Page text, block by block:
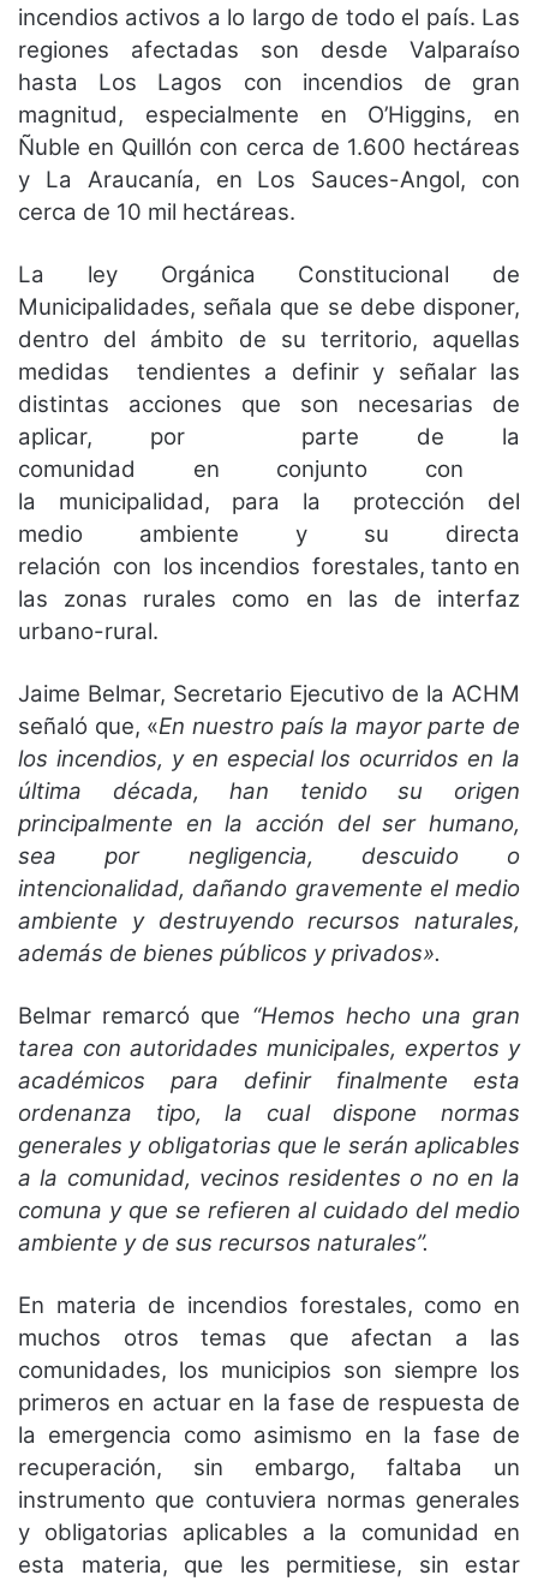
incendios activos a lo largo de todo el país. Las
regiones afectadas son desde Valparaíso
hasta Los Lagos con incendios de gran
magnitud, especialmente en O’Higgins, en
Ñuble en Quillón con cerca de 1.600 hectáreas
y La Araucanía, en Los Sauces-Angol, con
cerca de 10 mil hectáreas.
La ley Orgánica Constitucional de
Municipalidades, señala que se debe disponer,
dentro del ámbito de su territorio, aquellas
medidas tendientes a definir y señalar las
distintas acciones que son necesarias de
aplicar, por parte de la
comunidad en conjunto con
la municipalidad, para la
protección del
medio ambiente y su directa
relación con los incendios forestales, tanto en
las zonas rurales como en las de interfaz
urbano-rural.
Jaime Belmar, Secretario Ejecutivo de la ACHM
señaló que, «En nuestro país la mayor parte de
los incendios, y en especial los ocurridos en la
última década, han tenido su origen
principalmente en la acción del ser humano,
sea por negligencia, descuido o
intencionalidad, dañando gravemente el medio
ambiente y destruyendo recursos naturales,
además de bienes públicos y privados».
Belmar remarcó que “Hemos hecho una gran
tarea con autoridades municipales, expertos y
académicos para definir finalmente esta
ordenanza tipo, la cual dispone normas
generales y obligatorias que le serán aplicables
a la comunidad, vecinos residentes o no en la
comuna y que se refieren al cuidado del medio
ambiente y de sus recursos naturales”.
En materia de incendios forestales, como en
muchos otros temas que afectan a las
comunidades, los municipios son siempre los
primeros en actuar en la fase de respuesta de
la emergencia como asimismo en la fase de
recuperación, sin embargo, faltaba un
instrumento que contuviera normas generales
y obligatorias aplicables a la comunidad en
esta materia, que les permitiese, sin estar